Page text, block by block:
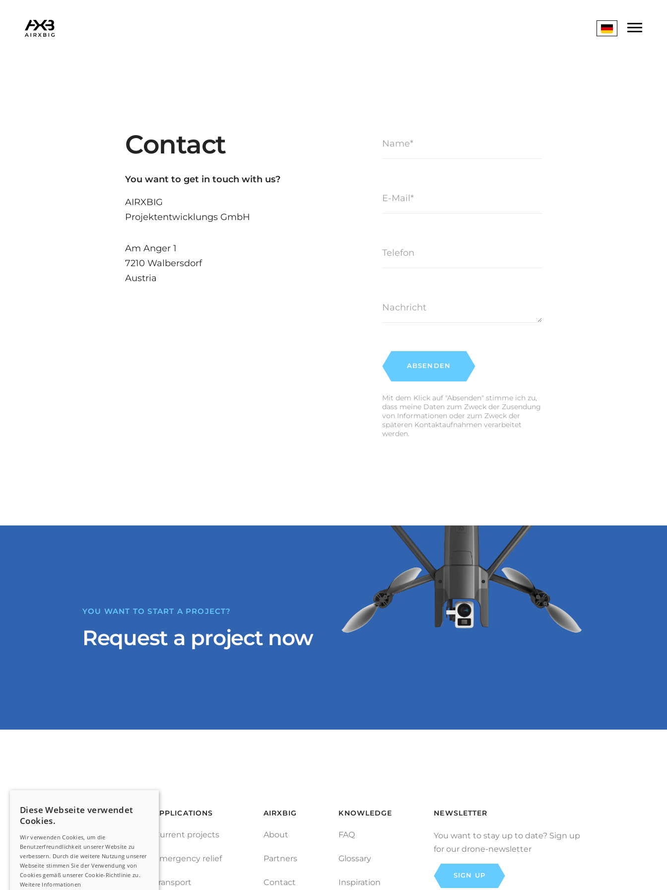
Contact
You want to get in touch with us?
AIRXBIG
Projektentwicklungs GmbH
Am Anger 1
7210 Walbersdorf
Austria
ABSENDEN
Mit dem Klick auf "Absenden" stimme ich zu,
dass meine Daten zum Zweck der Zusendung
von Informationen oder zum Zweck der
späteren Kontaktaufnahmen verarbeitet
werden.
YOU WANT TO START A PROJECT?
Request a project now
APPLICATIONS
Current projects
Emergency relief
Transport
AIRXBIG
About
Partners
Contact
KNOWLEDGE
FAQ
Glossary
Inspiration
NEWSLETTER
You want to stay up to date? Sign up
for our drone-newsletter
SIGN UP
Diese Webseite verwendet
Cookies.
Wir verwenden Cookies, um die
Benutzerfreundlichkeit unserer Website zu
verbessern. Durch die weitere Nutzung unserer
Webseite stimmen Sie der Verwendung von
Cookies gemäß unserer Cookie-Richtlinie zu.
Weitere Informationen